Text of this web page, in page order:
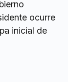
ocurre
inicial de